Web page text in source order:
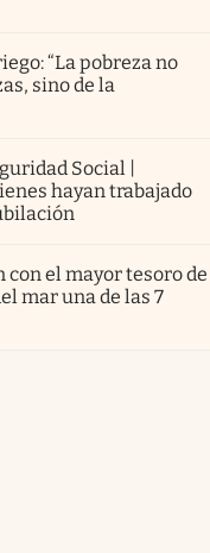
“La pobreza no
sino de la
Social |
hayan trabajado
el mayor tesoro de
mar una de las 7